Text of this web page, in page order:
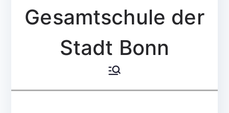
Gesamtschule der
Stadt Bonn